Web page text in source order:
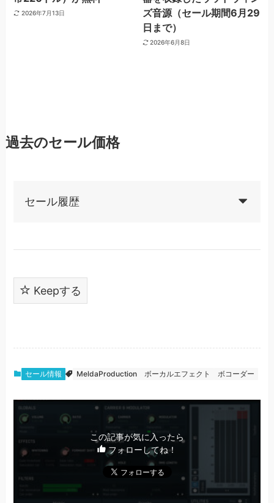
2026年7月13日
ズ音源（セール期間6月29
日まで）
2026年6月8日
過去のセール価格
セール履歴
Keepする
セール情報 MeldaProduction ボーカルエフェクト ボコーダー
この記事が気に入ったら
フォローしてね！